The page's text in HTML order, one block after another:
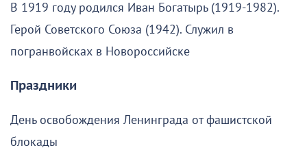
В 1919 году родился Иван Богатырь (1919-1982).
Герой Советского Союза (1942). Служил в
погранвойсках в Новороссийске
Праздники
День освобождения Ленинграда от фашистской
блокады